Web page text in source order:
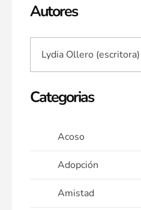
Autores
Categorias
Acoso
Adopción
Amistad